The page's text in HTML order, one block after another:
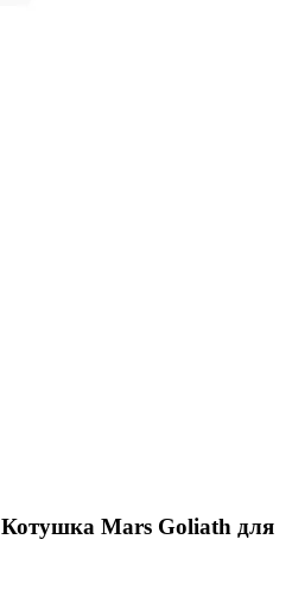
Котушка Mars Goliath для